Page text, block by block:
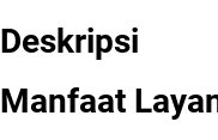
Deskripsi
Manfaat